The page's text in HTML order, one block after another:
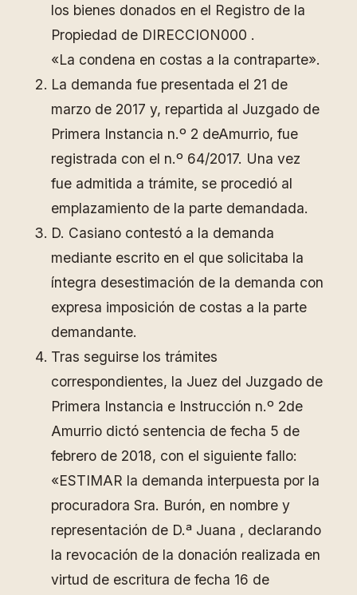
los bienes donados en el Registro de la
Propiedad de DIRECCION000 .
«La condena en costas a la contraparte».
La demanda fue presentada el 21 de
marzo de 2017 y, repartida al Juzgado de
Primera Instancia n.º 2 deAmurrio, fue
registrada con el n.º 64/2017. Una vez
fue admitida a trámite, se procedió al
emplazamiento de la parte demandada.
D. Casiano contestó a la demanda
mediante escrito en el que solicitaba la
íntegra desestimación de la demanda con
expresa imposición de costas a la parte
demandante.
Tras seguirse los trámites
correspondientes, la Juez del Juzgado de
Primera Instancia e Instrucción n.º 2de
Amurrio dictó sentencia de fecha 5 de
febrero de 2018, con el siguiente fallo:
«ESTIMAR la demanda interpuesta por la
procuradora Sra. Burón, en nombre y
representación de D.ª Juana , declarando
la revocación de la donación realizada en
virtud de escritura de fecha 16 de